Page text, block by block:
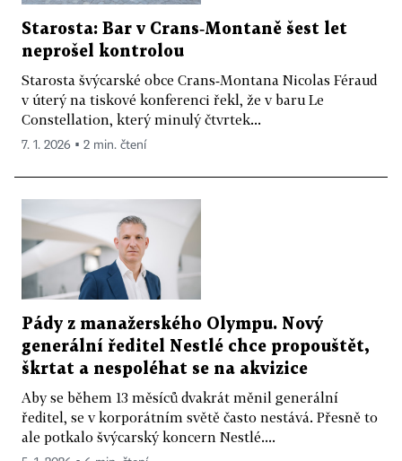
Starosta: Bar v Crans‑Montaně šest let
neprošel kontrolou
Starosta švýcarské obce Crans‑Montana Nicolas Féraud
v úterý na tiskové konferenci řekl, že v baru Le
Constellation, který minulý čtvrtek...
7. 1. 2026 ▪ 2 min. čtení
Pády z manažerského Olympu. Nový
generální ředitel Nestlé chce propouštět,
škrtat a nespoléhat se na akvizice
Aby se během 13 měsíců dvakrát měnil generální
ředitel, se v korporátním světě často nestává. Přesně to
ale potkalo švýcarský koncern Nestlé....